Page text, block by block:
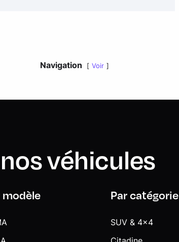
Navigation Voir
véhicules
modèle Par catégorie
SUV & 4x4